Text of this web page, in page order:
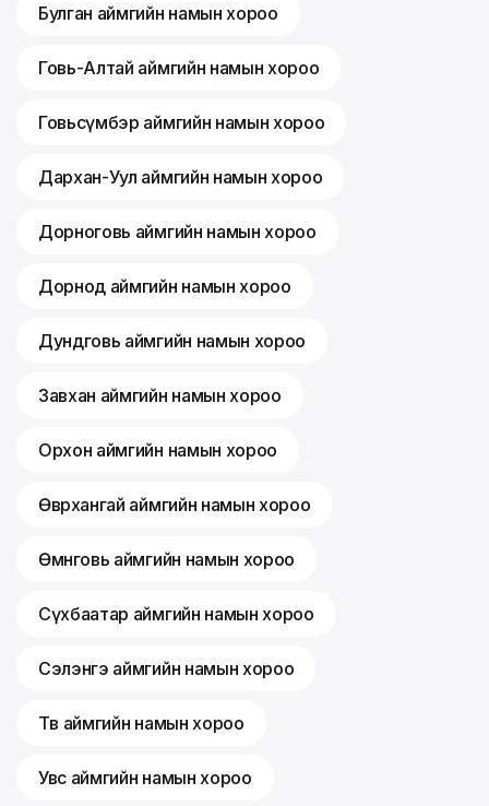
Булган аймгийн намын хороо
Говь-Алтай аймгийн намын хороо
Говьсүмбэр аймгийн намын хороо
Дархан-Уул аймгийн намын хороо
Дорноговь аймгийн намын хороо
Дорнод аймгийн намын хороо
Дундговь аймгийн намын хороо
Завхан аймгийн намын хороо
Орхон аймгийн намын хороо
Өвөрхангай аймгийн намын хороо
Өмнөговь аймгийн намын хороо
Сүхбаатар аймгийн намын хороо
Сэлэнгэ аймгийн намын хороо
Төв аймгийн намын хороо
Увс аймгийн намын хороо